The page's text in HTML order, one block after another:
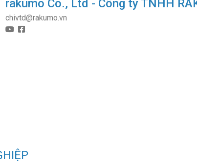
rakumo Co., Ltd - Công ty TNHH
chivtd@rakumo.vn